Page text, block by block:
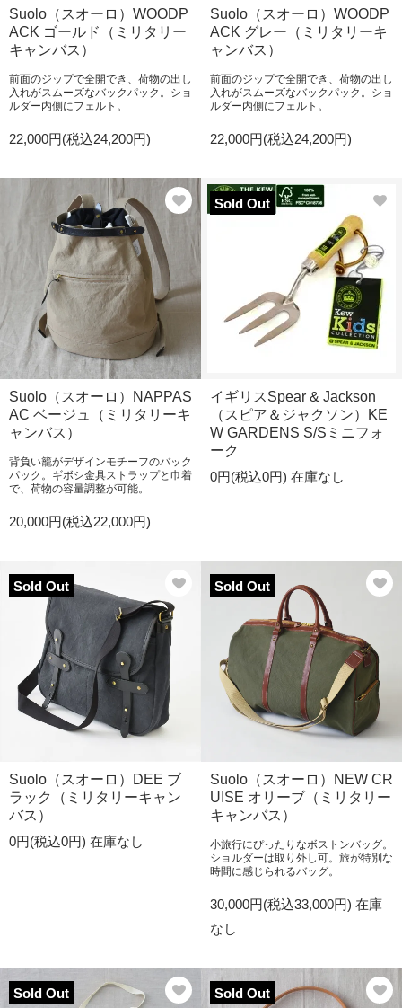
Suolo（スオーロ）WOODP
ACK ゴールド（ミリタリー
キャンバス）
前面のジップで全開でき、荷物の出し
入れがスムーズなバックパック。ショ
ルダー内側にフェルト。
22,000円(税込24,200円)
Suolo（スオーロ）WOODP
ACK グレー（ミリタリーキ
ャンバス）
前面のジップで全開でき、荷物の出し
入れがスムーズなバックパック。ショ
ルダー内側にフェルト。
22,000円(税込24,200円)
Suolo（スオーロ）NAPPAS
AC ベージュ（ミリタリーキ
ャンバス）
背負い籠がデザインモチーフのバック
パック。ギボシ金具ストラップと巾着
で、荷物の容量調整が可能。
20,000円(税込22,000円)
Sold Out
イギリスSpear & Jackson
（スピア＆ジャクソン）KE
W GARDENS S/Sミニフォ
ーク
0円(税込0円) 在庫なし
Sold Out
Suolo（スオーロ）DEE ブ
ラック（ミリタリーキャン
バス）
0円(税込0円) 在庫なし
Sold Out
Suolo（スオーロ）NEW CR
UISE オリーブ（ミリタリー
キャンバス）
小旅行にぴったりなボストンバッグ。
ショルダーは取り外し可。旅が特別な
時間に感じられるバッグ。
30,000円(税込33,000円) 在庫
なし
Sold Out Sold Out